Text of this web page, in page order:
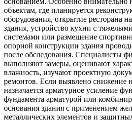
объектам, где планируется
оборудования, открытие ресторана
здания, устройство кухни с
системами или размещение
опорной конструкции здания
после обследования. Специалисты
выполняют замеры, оценивают
влажность, изучают проектную
ремонтов. Если выявлено снижение
назначается арматурное усиление
фундамента арматурой или
основания здания с применением
металлических элементов и